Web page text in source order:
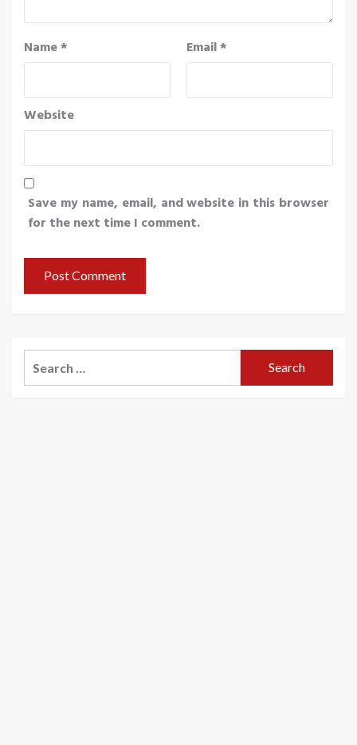
Name* Email*
Website
Save my name, email, and website in this browser
for the next time I comment.
for: